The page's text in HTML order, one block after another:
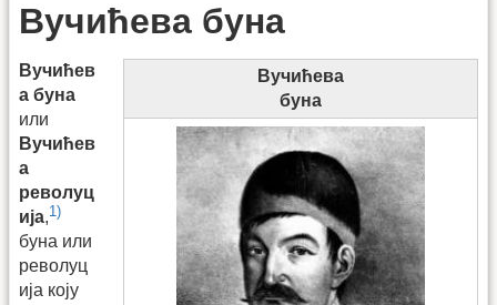
Вучићева буна
Вучићева
буна
Вучићев
а буна
или
Вучићев
а
револуц
ија,1)
буна или
револуц
ија коју